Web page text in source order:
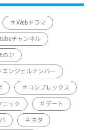
Webドラマ
チャンネル
のか
エンジェルナンバー
コンプレックス
ニック デート
ネタ